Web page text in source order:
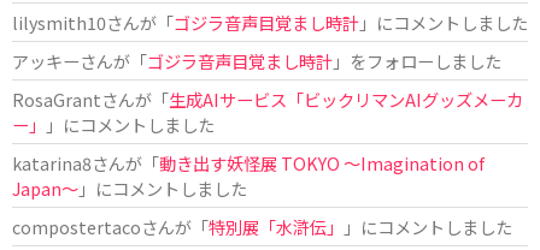
lilysmith10さんが「ゴジラ音声目覚まし時計」にコメントしました
アッキーさんが「ゴジラ音声目覚まし時計」をフォローしました
RosaGrantさんが「生成AIサービス「ビックリマンAIグッズメーカ
ー」
」にコメントしました
katarina8さんが「動き出す妖怪展 TOKYO 〜Imagination of
Japan〜」にコメントしました
compostertacoさんが「特別展「水滸伝」
」にコメントしました